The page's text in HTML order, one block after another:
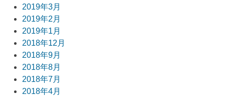
2019年3月
2019年2月
2019年1月
2018年12月
2018年9月
2018年8月
2018年7月
2018年4月